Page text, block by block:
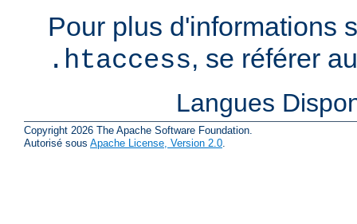
Pour plus d'informations
.htaccess, se référer
Langues
Copyright 2026 The Apache Software Foundation.
Autorisé sous Apache License, Version 2.0